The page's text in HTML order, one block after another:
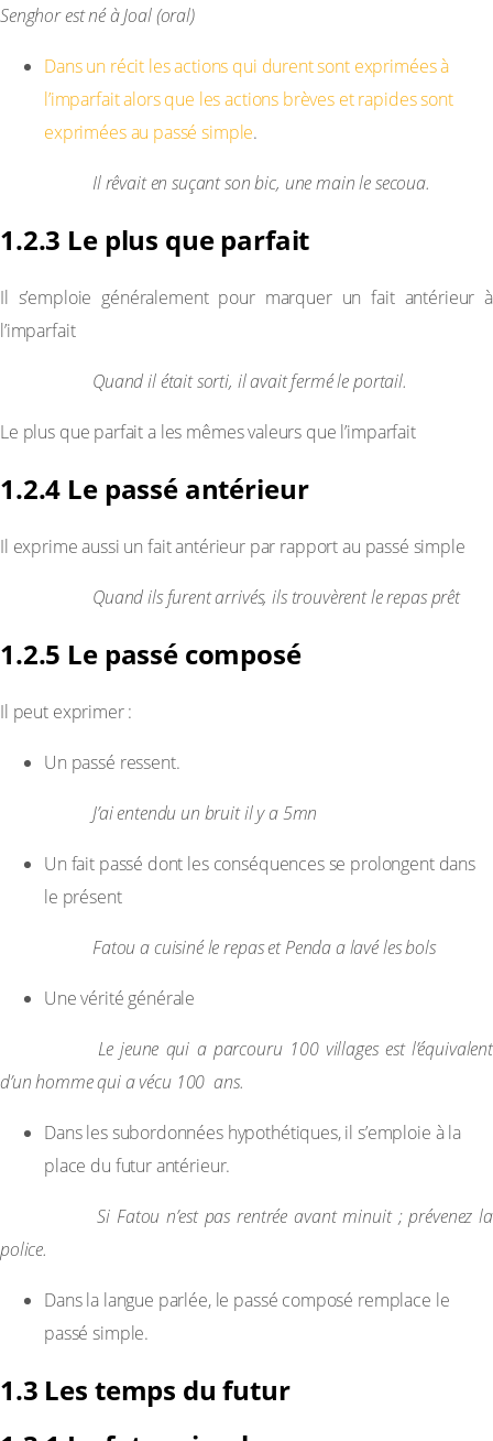
Senghor est né à Joal (oral)
Dans un récit les actions qui durent sont exprimées à
l’imparfait alors que les actions brèves et rapides sont
exprimées au passé simple.
Il rêvait en suçant son bic, une main le secoua.
1.2.3 Le plus que parfait
Il s’emploie généralement pour marquer un fait antérieur à
l’imparfait
Quand il était sorti, il avait fermé le portail.
Le plus que parfait a les mêmes valeurs que l’imparfait
1.2.4 Le passé antérieur
Il exprime aussi un fait antérieur par rapport au passé simple
Quand ils furent arrivés, ils trouvèrent le repas prêt
1.2.5 Le passé composé
Il peut exprimer :
Un passé ressent.
J’ai entendu un bruit il y a 5mn
Un fait passé dont les conséquences se prolongent dans
le présent
Fatou a cuisiné le repas et Penda a lavé les bols
Une vérité générale
Le jeune qui a parcouru 100 villages est l’équivalent
d’un homme qui a vécu 100 ans.
Dans les subordonnées hypothétiques, il s’emploie à la
place du futur antérieur.
Si Fatou n’est pas rentrée avant minuit ; prévenez la
police.
Dans la langue parlée, le passé composé remplace le
passé simple.
1.3 Les temps du futur